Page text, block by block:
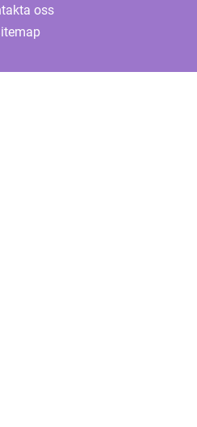
oss